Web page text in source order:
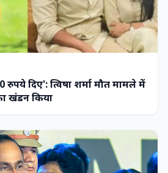
दिए': त्विषा शर्मा मौत मामले में
खंडन किया